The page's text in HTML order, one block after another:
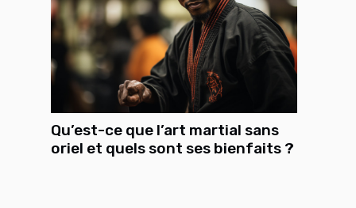
Qu’est-ce que l’art martial sans
oriel et quels sont ses bienfaits ?